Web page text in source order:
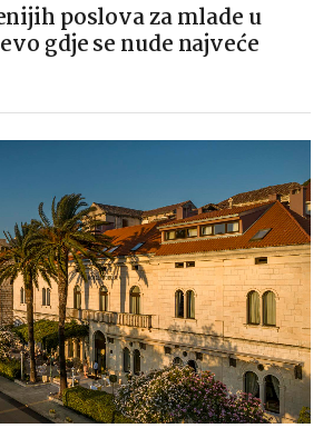
poslova za mlade u
gdje se nude najveće